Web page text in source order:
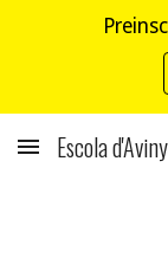
Skip to main
Escola